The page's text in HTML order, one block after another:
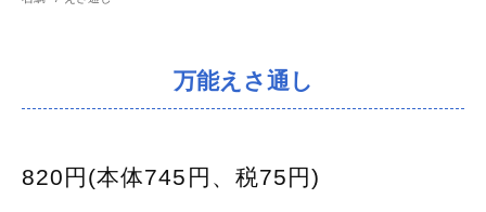
万能えさ通し
820円(本体745円、税75円)